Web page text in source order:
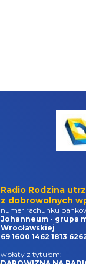
Radio Rodzina
z dobrowolnych
numer rachunku
Johanneum - grupa
Wrocławskiej
69 1600 1462 1813
wpłaty z tytułem: